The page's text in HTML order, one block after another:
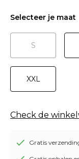
Selecteer je maat
S
XXL
Check de
Gratis